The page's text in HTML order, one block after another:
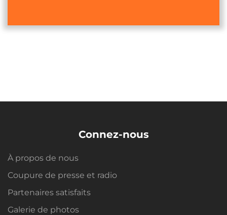
Connez-nous
À propos de nous
Coupure de presse et radio
Partenaires satisfaits
Galerie de photos